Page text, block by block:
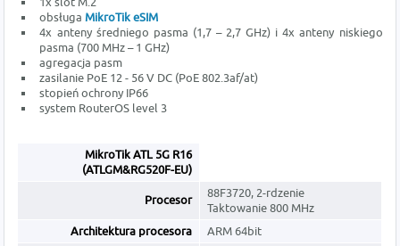
obsługaMikroTik eSIM
4x anteny średniego pasma (1,7 – 2,7 GHz) i 4x anteny niskiego
pasma (700 MHz – 1 GHz)
agregacja pasm
zasilanie PoE 12 - 56 V DC (PoE 802.3af/at)
stopień ochrony IP66
system RouterOS level 3
MikroTik ATL 5G R16
(ATLGM&RG520F-EU)
Procesor
88F3720, 2-rdzenie
Taktowanie 800 MHz
Architektura procesora
ARM 64bit